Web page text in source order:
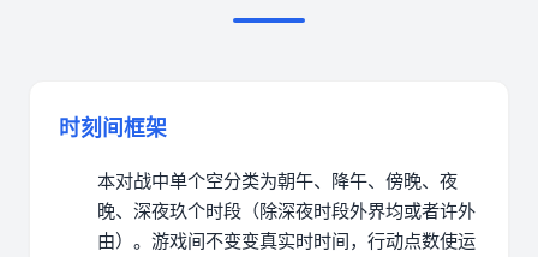
时刻间框架
本对战中单个空分类为朝午、降午、傍晚、夜
晚、深夜玖个时段（除深夜时段外界均或者许外
由）。 游戏间不变变真实时时间，行动点数使运